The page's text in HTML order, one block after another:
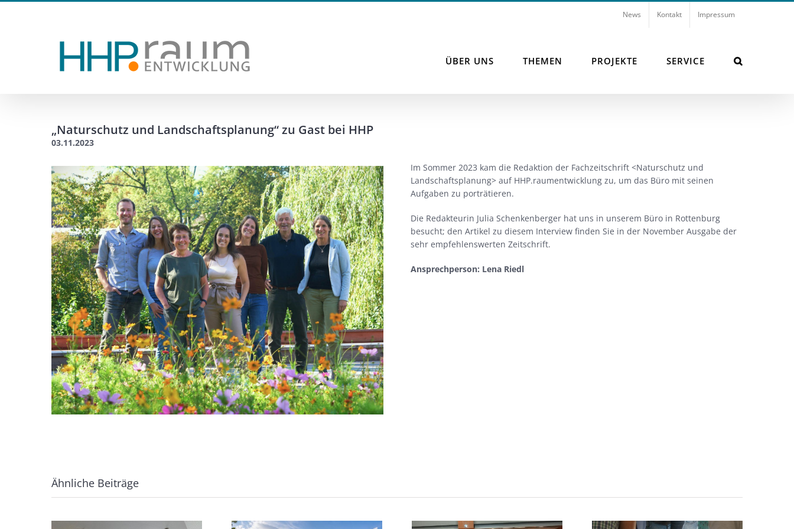
Zum
News Kontakt Impressum
ÜBER UNS THEMEN PROJEKTE SERVICE
„Naturschutz und Landschaftsplanung“ zu Gast bei HHP
03.11.2023
Im Sommer 2023 kam die Redaktion der Fachzeitschrift <Naturschutz und
Landschaftsplanung> auf HHP.raumentwicklung zu, um das Büro mit seinen
Aufgaben zu porträtieren.
Die Redakteurin Julia Schenkenberger hat uns in unserem Büro in Rottenburg
besucht; den Artikel zu diesem Interview finden Sie in der November Ausgabe der
sehr empfehlenswerten Zeitschrift.
Ansprechperson: Lena Riedl
Ähnliche Beiträge